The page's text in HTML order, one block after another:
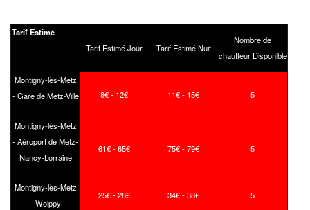
Tarif Estimé
Tarif Estimé Jour
Tarif Estimé Nuit
Nombre de
chauffeur Disponible
Montigny-lès-Metz
- Gare de Metz-Ville
8€ - 12€ 11€ - 15€ 5
Montigny-lès-Metz
- Aéroport de Metz-
Nancy-Lorraine
61€ - 65€ 75€ - 79€ 5
Montigny-lès-Metz
- Woippy
25€ - 28€ 34€ - 38€ 5